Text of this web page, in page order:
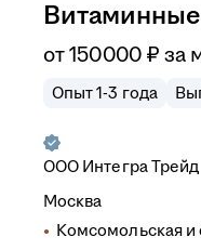
от150 000 ₽ за
Опыт 1-3 года
ООО Интегра Трейд
Москва
Комсомольская и